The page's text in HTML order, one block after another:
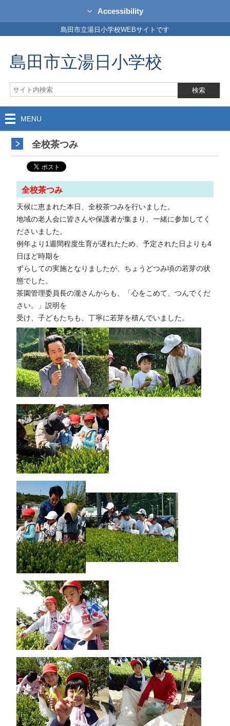
Accessibility
島田市立湯日小学校WEBサイトです
島田市立湯日小学校
MENU
全校茶つみ
全校茶つみ
天候に恵まれた本日、全校茶つみを行いました。
地域の老人会に皆さんや保護者が集まり、一緒に参加してく
ださいました。
例年より1週間程度生育が遅れたため、予定された日よりも4
日ほど時期を
ずらしての実施となりましたが、ちょうどつみ頃の若芽の状
態でした。
茶園管理委員長の瀧さんからも、「心をこめて、つんでくだ
さい。」説明を
受け、子どもたちも、丁寧に若芽を積んでいました。